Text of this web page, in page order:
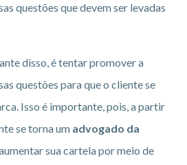
questões que devem ser levadas
disso, é tentar promover a
questões para que o cliente se
Isso é importante, pois, a partir
se torna um advogado da
sua cartela por meio de